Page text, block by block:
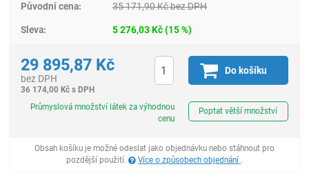
Původní cena: 35 171,90Kčbez DPH
Sleva: 5 276,03Kč(15%)
29 895,87 Kč
bez DPH
36 174,00 Kč s DPH
Do košíku
Průmyslová množství látek za výhodnou
cenu
Poptat větší množství
Obsah košíku je možné odeslat jako objednávku nebo stáhnout pro
pozdější použití.
Více o způsobech objednání